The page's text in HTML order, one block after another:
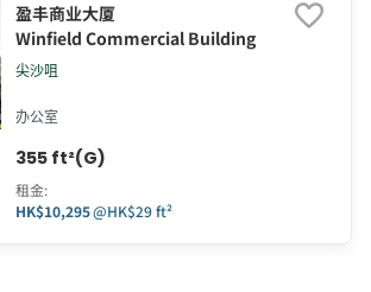
盈丰商业大厦
Winfield Commercial Building
尖沙咀
办公室
355 ft²(G)
租金:
HK$10,295@HK$29 ft²